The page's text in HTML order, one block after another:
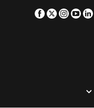
Facebook
Twitter